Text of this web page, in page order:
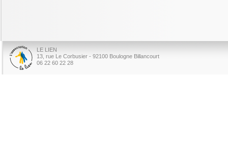
LE LIEN
13, rue Le Corbusier - 92100 Boulogne Billancourt
06 22 60 22 28